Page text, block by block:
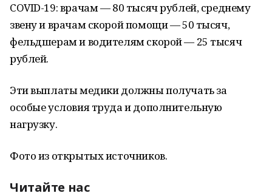
COVID-19: врачам — 80 тысяч рублей, среднему
звену и врачам скорой помощи — 50 тысяч,
фельдшерам и водителям скорой — 25 тысяч
рублей.
Эти выплаты медики должны получать за
особые условия труда и дополнительную
нагрузку.
Фото из открытых источников.
Читайте нас